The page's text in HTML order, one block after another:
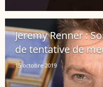
Jeremy Renner :
de tentative de
15 octobre 2019